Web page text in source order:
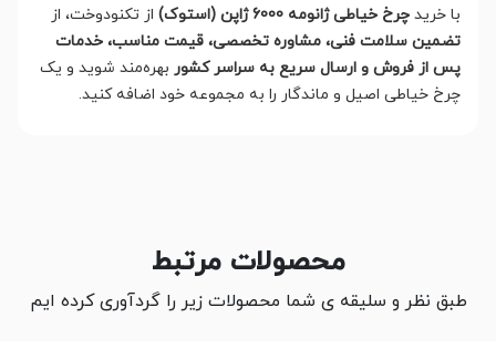
با خرید چرخ خیاطی ژانومه 6000 ژاپن (استوک)
از تکنودوخت، از
تضمین سلامت فنی، مشاوره تخصصی، قیمت مناسب، خدمات
پس از فروش و ارسال سریع به سراسر کشور بهره‌مند شوید و یک
چرخ خیاطی اصیل و ماندگار را به مجموعه خود اضافه کنید.
محصولات مرتبط
طبق نظر و سلیقه ی شما محصولات زیر را گردآوری کرده ایم